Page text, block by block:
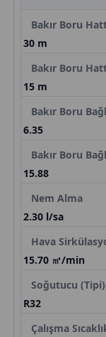
Bakır Boru
30 m
Bakır Boru
15 m
Bakır Boru
6.35
Bakır Boru
15.88
Nem Alma
2.30 l/sa
Hava
15.70 ㎥/min
Soğutucu (Tipi)
R32
Çalışma